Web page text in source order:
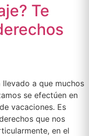
Te
a que muchos
se efectúen en
vacaciones. Es
que nos
en el